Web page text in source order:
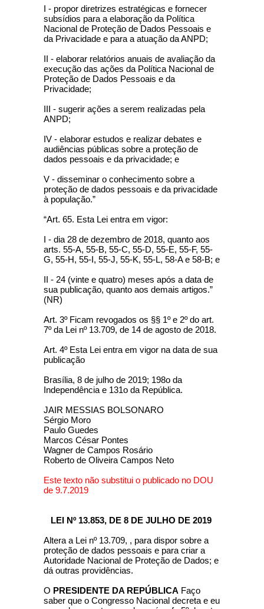
I - propor diretrizes estratégicas e fornecer
subsídios para a elaboração da Política
Nacional de Proteção de Dados Pessoais e
da Privacidade e para a atuação da ANPD;
II - elaborar relatórios anuais de avaliação da
execução das ações da Política Nacional de
Proteção de Dados Pessoais e da
Privacidade;
III - sugerir ações a serem realizadas pela
ANPD;
IV - elaborar estudos e realizar debates e
audiências públicas sobre a proteção de
dados pessoais e da privacidade; e
V - disseminar o conhecimento sobre a
proteção de dados pessoais e da privacidade
à população.”
“Art. 65. Esta Lei entra em vigor:
I - dia 28 de dezembro de 2018, quanto aos
arts. 55-A, 55-B, 55-C, 55-D, 55-E, 55-F, 55-
G, 55-H, 55-I, 55-J, 55-K, 55-L, 58-A e 58-B; e
II - 24 (vinte e quatro) meses após a data de
sua publicação, quanto aos demais artigos.”
(NR)
Art. 3º Ficam revogados os §§ 1º e 2º do art.
7º da Lei nº 13.709, de 14 de agosto de 2018.
Art. 4º Esta Lei entra em vigor na data de sua
publicação
Brasília, 8 de julho de 2019; 198o da
Independência e 131o da República.
JAIR MESSIAS BOLSONARO
Sérgio Moro
Paulo Guedes
Marcos César Pontes
Wagner de Campos Rosário
Roberto de Oliveira Campos Neto
Este texto não substitui o publicado no DOU
de 9.7.2019
LEI Nº 13.853, DE 8 DE JULHO DE 2019
Altera a Lei nº 13.709, , para dispor sobre a
proteção de dados pessoais e para criar a
Autoridade Nacional de Proteção de Dados; e
dá outras providências.
O PRESIDENTE DA REPÚBLICA Faço
saber que o Congresso Nacional decreta e eu